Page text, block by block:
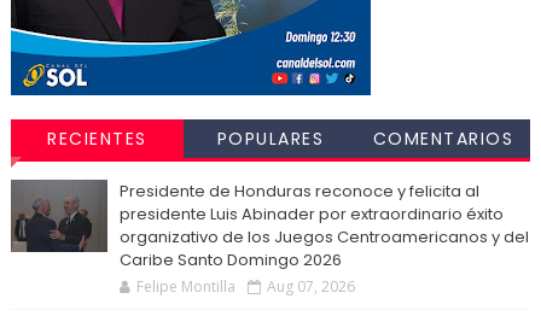
RECIENTES POPULARES COMENTARIOS
Presidente de Honduras reconoce y felicita al
presidente Luis Abinader por extraordinario éxito
organizativo de los Juegos Centroamericanos y del
Caribe Santo Domingo 2026
Felipe Montilla Aug 07, 2026